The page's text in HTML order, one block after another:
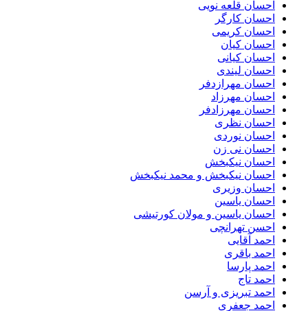
احسان قلعه نویی
احسان کارگر
احسان کریمی
احسان کیان
احسان کیانی
احسان لیندی
احسان مهرازدفر
احسان مهرزاد
احسان مهرزادفر
احسان نظری
احسان نوردی
احسان نی زن
احسان نیکبخش
احسان نیکبخش و محمد نیکبخش
احسان وزیری
احسان یاسین
احسان یاسین و مولان کورتیشی
احسن تهرانچی
احمد آقایی
احمد باقری
احمد پارسا
احمد تاج
احمد تبریزی و آرسن
احمد جعفری